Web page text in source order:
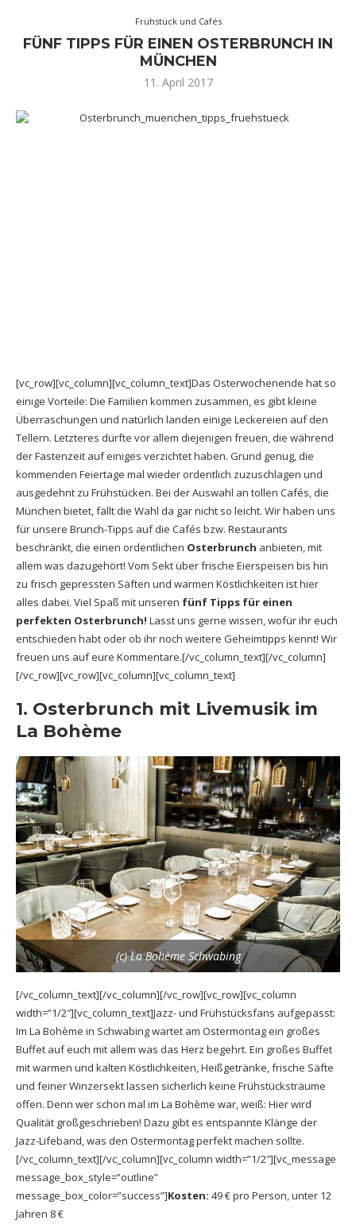
Frühstück und Cafés
FÜNF TIPPS FÜR EINEN OSTERBRUNCH IN
MÜNCHEN
11. April 2017
[vc_row][vc_column][vc_column_text]Das Osterwochenende hat so
einige Vorteile: Die Familien kommen zusammen, es gibt kleine
Überraschungen und natürlich landen einige Leckereien auf den
Tellern. Letzteres dürfte vor allem diejenigen freuen, die während
der Fastenzeit auf einiges verzichtet haben. Grund genug, die
kommenden Feiertage mal wieder ordentlich zuzuschlagen und
ausgedehnt zu Frühstücken. Bei der Auswahl an tollen Cafés, die
München bietet, fällt die Wahl da gar nicht so leicht. Wir haben uns
für unsere Brunch-Tipps auf die Cafés bzw. Restaurants
beschränkt, die einen ordentlichen Osterbrunch anbieten, mit
allem was dazugehört! Vom Sekt über frische Eierspeisen bis hin
zu frisch gepressten Säften und warmen Köstlichkeiten ist hier
alles dabei. Viel Spaß mit unseren fünf Tipps für einen
perfekten Osterbrunch! Lasst uns gerne wissen, wofür ihr euch
entschieden habt oder ob ihr noch weitere Geheimtipps kennt! Wir
freuen uns auf eure Kommentare.[/vc_column_text][/vc_column]
[/vc_row][vc_row][vc_column][vc_column_text]
1. Osterbrunch mit Livemusik im
La Bohème
(c) La Bohème Schwabing
[/vc_column_text][/vc_column][/vc_row][vc_row][vc_column
width=”1/2″][vc_column_text]Jazz- und Frühstücksfans aufgepasst:
Im La Bohème in Schwabing wartet am Ostermontag ein großes
Buffet auf euch mit allem was das Herz begehrt. Ein großes Buffet
mit warmen und kalten Köstlichkeiten, Heißgetränke, frische Säfte
und feiner Winzersekt lassen sicherlich keine Frühstücksträume
offen. Denn wer schon mal im La Bohème war, weiß: Hier wird
Qualität großgeschrieben! Dazu gibt es entspannte Klänge der
Jazz-Lifeband, was den Ostermontag perfekt machen sollte.
[/vc_column_text][/vc_column][vc_column width=”1/2″][vc_message
message_box_style=”outline”
message_box_color=”success”]Kosten: 49 € pro Person, unter 12
Jahren 8 €